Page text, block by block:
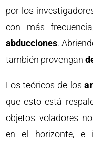
por los
con más
abducciones.
también provengan
Los teóricos de los
que esto está
objetos voladores
en el horizonte, e